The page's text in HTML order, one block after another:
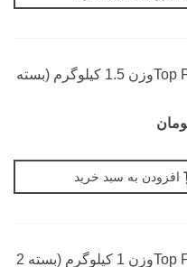
وزنه شنی Top Fitوزن 1.5 کیلوگرم (بسته
افزودن به سبد خرید
وزنه شنی Top Fitوزن 1 کیلوگرم (بسته 2